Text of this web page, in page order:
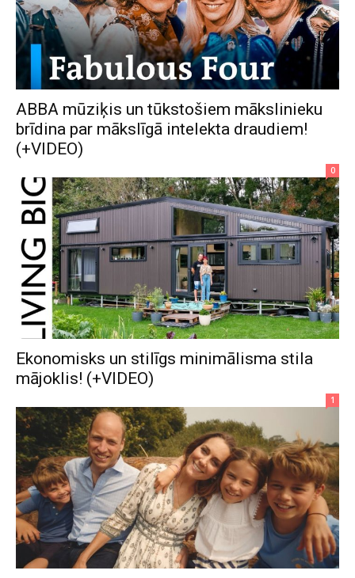
ABBA mūziķis un tūkstošiem mākslinieku
brīdina par mākslīgā intelekta draudiem!
(+VIDEO)
0
Ekonomisks un stilīgs minimālisma stila
mājoklis! (+VIDEO)
1